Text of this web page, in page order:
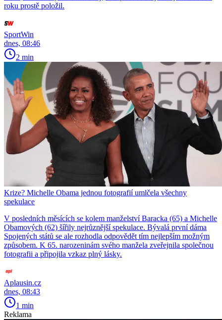
roku prostě položil.
SportWin
dnes, 08:46
2 min
Krize? Michelle Obama jednou fotografií umlčela všechny
spekulace
V posledních měsících se kolem manželství Baracka (65) a Michelle
Obamových (62) šířily nejrůznější spekulace. Bývalá první dáma
Spojených států se ale rozhodla odpovědět tím nejlepším možným
způsobem. K 65. narozeninám svého manžela zveřejnila společnou
fotografii a připojila vzkaz plný lásky.
Aplausin.cz
dnes, 08:43
1 min
Reklama